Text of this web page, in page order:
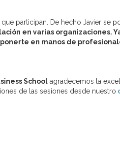
participan. De hecho Javier se
en varias organizaciones.
en manos de
School agradecemos la
de las sesiones desde nuestro